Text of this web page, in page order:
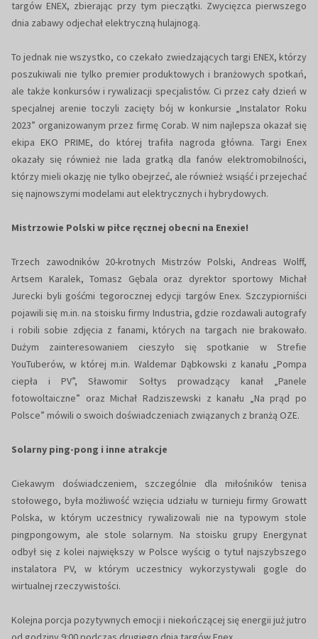
targów ENEX, zbierając przy tym pieczątki. Zwycięzca pierwszego
dnia zabawy odjechał elektryczną hulajnogą.
To jednak nie wszystko, co czekało zwiedzających targi ENEX, którzy
poszukiwali nie tylko premier produktowych i branżowych spotkań,
ale także konkursów i rywalizacji specjalistów. Ci przez cały dzień w
specjalnej arenie toczyli zacięty bój w konkursie „Instalator Roku
2023” organizowanym przez firmę Corab. W nim najlepsza okazał się
ekipa EKO PRIME, do której trafiła nagroda główna. Targi Enex
okazały się również nie lada gratką dla fanów elektromobilności,
którzy mieli okazję nie tylko obejrzeć, ale również wsiąść i przejechać
się najnowszymi modelami aut elektrycznych i hybrydowych.
Mistrzowie Polski w piłce ręcznej obecni na Enexie!
Trzech zawodników 20-krotnych Mistrzów Polski, Andreas Wolff,
Artsem Karalek, Tomasz Gębala oraz dyrektor sportowy Michał
Jurecki byli gośćmi tegorocznej edycji targów Enex. Szczypiorniści
pojawili się m.in. na stoisku firmy Industria, gdzie rozdawali autografy
i robili sobie zdjęcia z fanami, których na targach nie brakowało.
Dużym zainteresowaniem cieszyło się spotkanie w Strefie
YouTuberów, w której m.in. Waldemar Dąbkowski z kanału „Pompa
ciepła i PV”, Sławomir Sołtys prowadzący kanał „Panele
fotowoltaiczne” oraz Michał Radziszewski z kanału „Na prąd po
Polsce” mówili o swoich doświadczeniach związanych z branżą OZE.
Solarny ping-pong i inne atrakcje
Ciekawym doświadczeniem, szczególnie dla miłośników tenisa
stołowego, była możliwość wzięcia udziału w turnieju firmy Growatt
Polska, w którym uczestnicy rywalizowali nie na typowym stole
pingpongowym, ale stole solarnym. Na stoisku grupy Energynat
odbył się z kolei największy w Polsce wyścig o tytuł najszybszego
instalatora PV, w którym uczestnicy wykorzystywali gogle do
wirtualnej rzeczywistości.
Kolejna porcja pozytywnych emocji i niekończącej się energii już jutro